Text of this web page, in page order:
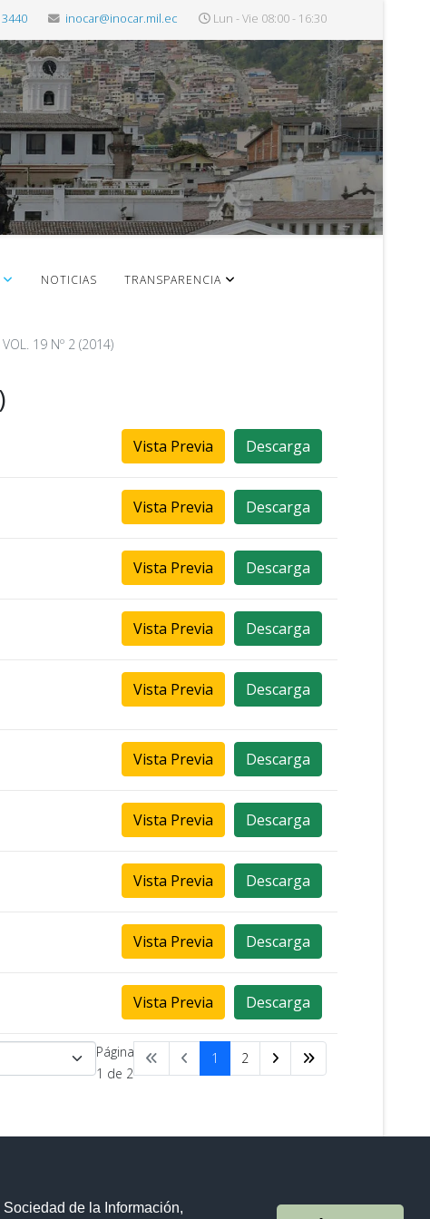
de la Información,
inocar@inocar.mil.ec Lun - Vie 08:00 - 16:30
NOTICIAS TRANSPARENCIA
VOL. 19 Nº 2 (2014)
Descarga
Vista Previa
Descarga
Vista Previa
Descarga
Vista Previa
Descarga
Vista Previa
Descarga
Vista Previa
Descarga
Vista Previa
Descarga
Vista Previa
Descarga
Vista Previa
Descarga
Vista Previa
Descarga
Vista Previa
Página
1 de 2
1 2